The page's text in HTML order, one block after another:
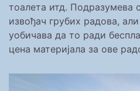
тоалета итд. Подразумева
извођач грубих радова,
уобичава да то ради
цена материјала за ове